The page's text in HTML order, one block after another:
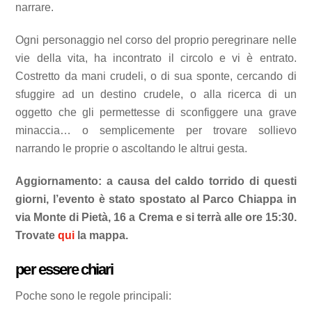
narrare.
Ogni personaggio nel corso del proprio peregrinare nelle
vie della vita, ha incontrato il circolo e vi è entrato.
Costretto da mani crudeli, o di sua sponte, cercando di
sfuggire ad un destino crudele, o alla ricerca di un
oggetto che gli permettesse di sconfiggere una grave
minaccia… o semplicemente per trovare sollievo
narrando le proprie o ascoltando le altrui gesta.
Aggiornamento: a causa del caldo torrido di questi
giorni, l’evento è stato spostato al Parco Chiappa in
via Monte di Pietà, 16 a Crema e si terrà alle ore 15:30.
Trovatequi la mappa.
per essere chiari
Poche sono le regole principali: